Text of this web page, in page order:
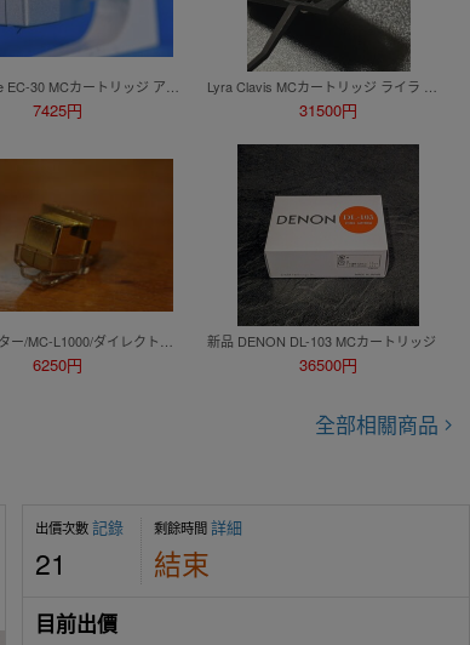
7425円 31500円
6250円
新品 DENON DL-103 MCカートリッジ
36500円
全部相關商品
出價次數記錄
21
剩餘時間詳細
結束
目前出價